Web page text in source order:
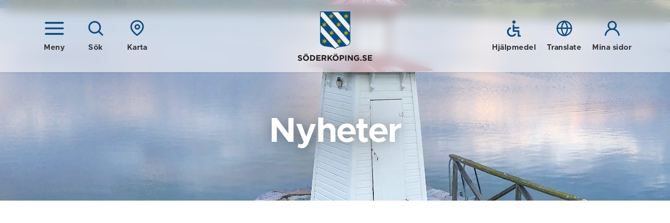
Meny Sök Karta Hjälpmedel Translate Mina sidor
Nyheter